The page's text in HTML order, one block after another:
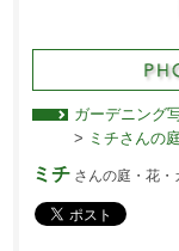
ガーデニング
> ミチさんの
ミチさんの庭・花・